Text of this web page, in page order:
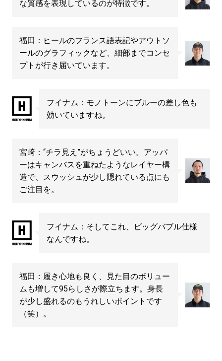
な質感を表現しているのが特徴です。
福田：ヒールのフランス語表記やアウトソ
ールのグラフィックなど、細部までコンセ
プトが行き届いています。
フイナム：モノトーンにブルーの差し色も
効いていますね。
宮﨑：“チラ見え”がちょうどいい。アッパ
ーはキャンバスを重ねたようなレイヤー構
造で、スウッシュが少し隠れている点にも
ご注目を。
フイナム：そしてこれ、ビッグバブル仕様
なんですね。
福田：履き心地も良く、見た目のボリュー
ムも増して95らしさが際立ちます。身長
が少し盛れるのもうれしいポイントです
（笑）。